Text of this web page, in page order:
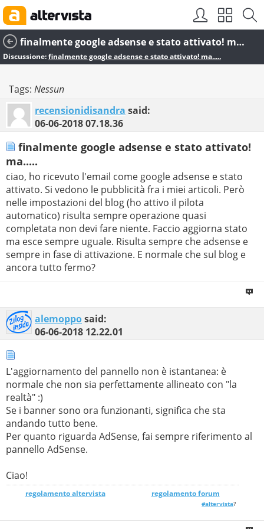
finalmente google adsense e stato attivato! ma.....
Discussione:finalmente google adsense e stato attivato! ma.....
Tags: Nessun
recensionidisandra said:
06-06-201807.18.36
finalmente google adsense e stato attivato!
ma.....
ciao, ho ricevuto l'email come google adsense e stato
attivato. Si vedono le pubblicità fra i miei articoli. Però
nelle impostazioni del blog (ho attivo il pilota
automatico) risulta sempre operazione quasi
completata non devi fare niente. Faccio aggiorna stato
ma esce sempre uguale. Risulta sempre che adsense e
sempre in fase di attivazione. E normale che sul blog e
ancora tutto fermo?
alemopposaid:
06-06-2018 12.22.01
L'aggiornamento del pannello non è istantanea: è
normale che non sia perfettamente allineato con "la
realtà" :)
Se i banner sono ora funzionanti, significa che sta
andando tutto bene.
Per quanto riguarda AdSense, fai sempre riferimento al
pannello AdSense.
Ciao!
regolamento altervista_______________ regolamento forum
#altervista?